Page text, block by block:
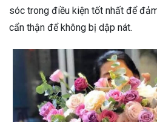
sóc trong điều kiện tốt nhất để
cẩn thận để không bị dập nát.